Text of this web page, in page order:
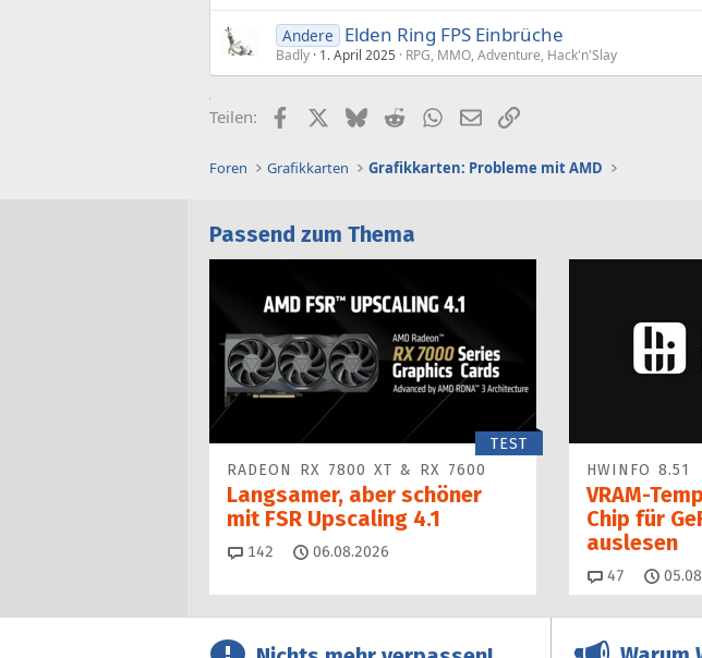
Andere Elden Ring FPS Einbrüche
Badly 1. April 2025 RPG, MMO, Adventure, Hack'n'Slay
Teilen: FacebookX (Twitter)
BlueskyRedditWhatsApp
E-MailLink
Foren Grafikkarten Grafikkarten: Probleme mit AMD
Passend zum Thema
TEST
RADEON RX 7800 XT & RX 7600
Langsamer, aber schöner
mit FSR Upscaling 4.1
142 Kommentare
06.08.2026
HWINFO 8.51
VRAM-
Chip für
auslesen
47